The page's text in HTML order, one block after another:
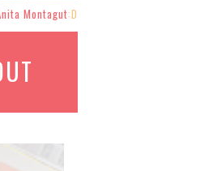
Montagut:D